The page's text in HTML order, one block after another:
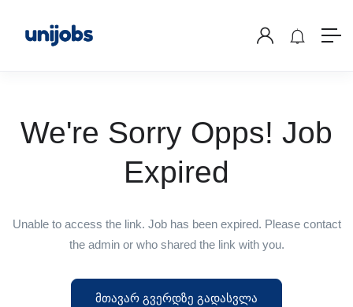
We're Sorry Opps! Job
Expired
Unable to access the link. Job has been expired. Please contact
the admin or who shared the link with you.
მთავარ გვერდზე გადასვლა